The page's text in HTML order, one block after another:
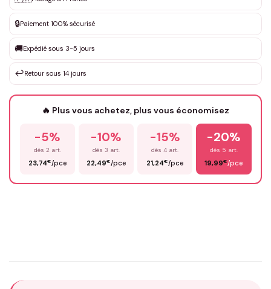
DEVIS GRATUIT · Personnalisation de 3 à 10€ selon la demande
Que souhaitez-vous ?*
Votre texte / idée*
Prénom*
🔒Paiement 100% sécurisé
🚚Expédié sous 3-5 jours
↩️Retour sous 14 jours
🔥 Plus vous achetez, plus vous économisez
-5%
dès 2 art.
23,74€/pce
-10%
dès 3 art.
22,49€/pce
-15%
dès 4 art.
21,24€/pce
-20%
dès 5 art.
19,99€/pce